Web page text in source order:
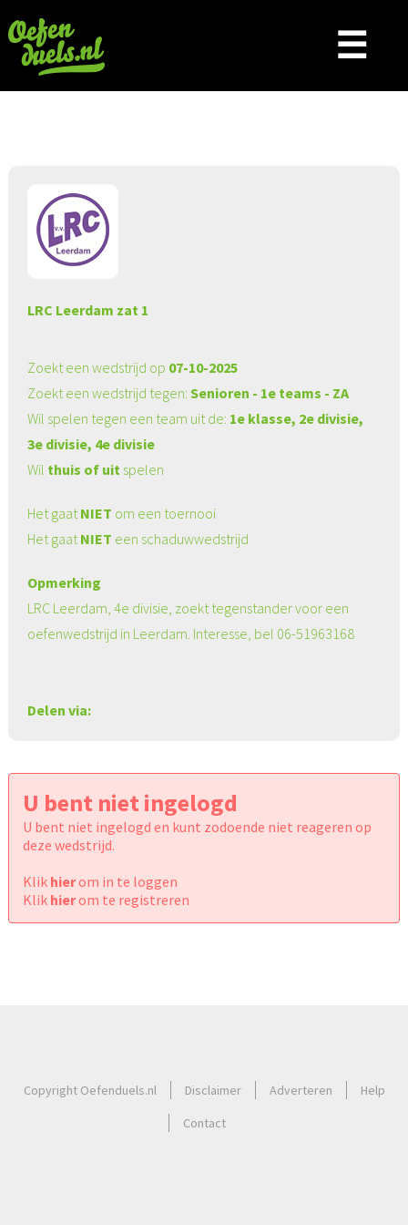
☰
Aangeboden wedstrijd
LRC Leerdam zat 1
Zoekt een wedstrijd op 07-10-2025
Zoekt een wedstrijd tegen:Senioren - 1e teams - ZA
Wil spelen tegen een team uit de: 1e klasse, 2e divisie,
3e divisie, 4e divisie
Wil thuis of uit spelen
Het gaatNIET om een toernooi
Het gaatNIET een schaduwwedstrijd
Opmerking
LRC Leerdam, 4e divisie, zoekt tegenstander voor een
oefenwedstrijd in Leerdam. Interesse, bel 06-51963168
Delen via:
U bent niet ingelogd
U bent niet ingelogd en kunt zodoende niet reageren op
deze wedstrijd.
Klik hierom in te loggen
Klik hierom te registreren
Copyright Oefenduels.nl Disclaimer Adverteren
Help
Contact